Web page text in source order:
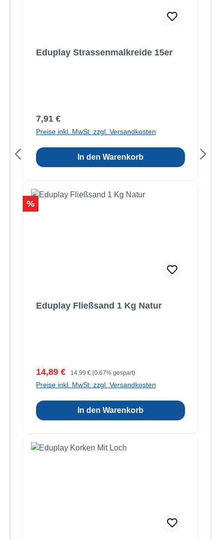
Eduplay Strassenmalkreide 15er
Regulärer Preis:
7,91 €
Preise inkl. MwSt. zzgl. Versandkosten
In den Warenkorb
Rabatt
%
Eduplay Fließsand 1 Kg Natur
Verkaufspreis:
14,89 € Regulärer Preis:
14,99 € (0.67% gespart)
Preise inkl. MwSt. zzgl. Versandkosten
In den Warenkorb